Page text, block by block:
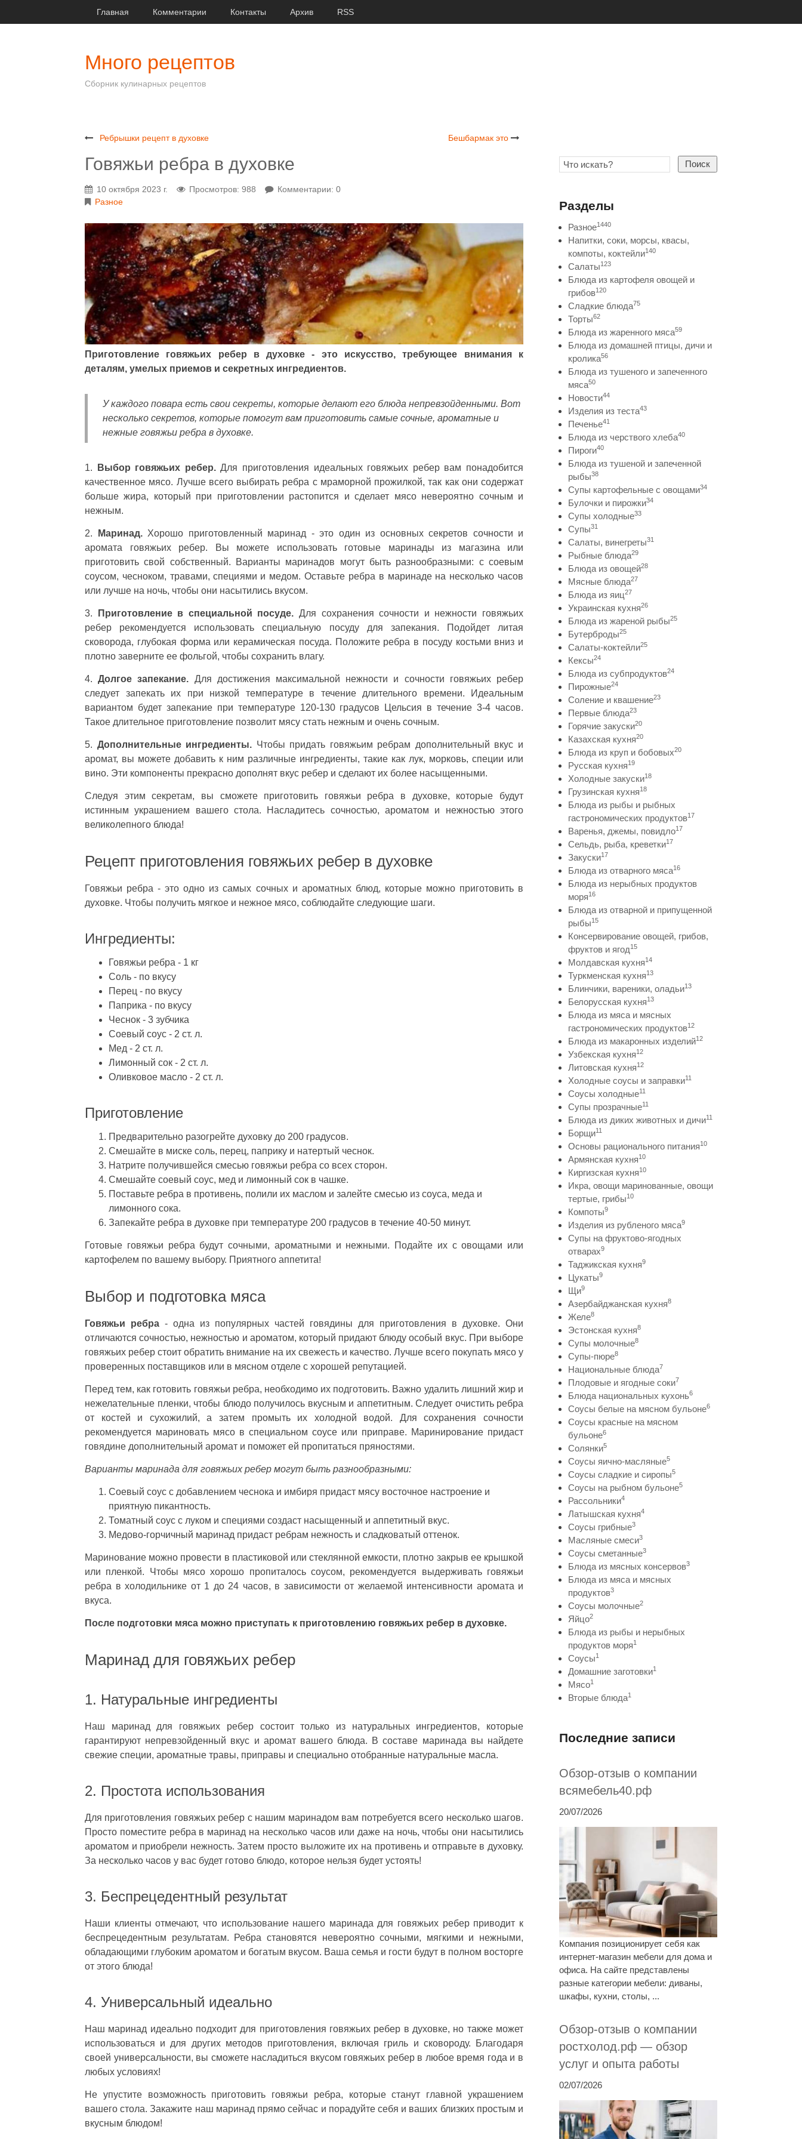
Главная Комментарии Контакты Архив RSS
Много рецептов
Сборник кулинарных рецептов
Ребрышки рецепт в духовке Бешбармак это
Говяжьи ребра в духовке
10 октября 2023 г. Просмотров: 988
Комментарии: 0
Разное
Приготовление говяжьих ребер в духовке - это искусство, требующее внимания к
деталям, умелых приемов и секретных ингредиентов.
У каждого повара есть свои секреты, которые делают его блюда непревзойденными. Вот
несколько секретов, которые помогут вам приготовить самые сочные, ароматные и
нежные говяжьи ребра в духовке.
1. Выбор говяжьих ребер.Для приготовления идеальных говяжьих ребер вам понадобится
качественное мясо. Лучше всего выбирать ребра с мраморной прожилкой, так как они содержат
больше жира, который при приготовлении растопится и сделает мясо невероятно сочным и
нежным.
2. Маринад.Хорошо приготовленный маринад - это один из основных секретов сочности и
аромата говяжьих ребер. Вы можете использовать готовые маринады из магазина или
приготовить свой собственный. Варианты маринадов могут быть разнообразными: с соевым
соусом, чесноком, травами, специями и медом. Оставьте ребра в маринаде на несколько часов
или лучше на ночь, чтобы они насытились вкусом.
3. Приготовление в специальной посуде. Для сохранения сочности и нежности говяжьих
ребер рекомендуется использовать специальную посуду для запекания. Подойдет литая
сковорода, глубокая форма или керамическая посуда. Положите ребра в посуду костьми вниз и
плотно заверните ее фольгой, чтобы сохранить влагу.
4.Долгое запекание. Для достижения максимальной нежности и сочности говяжьих ребер
следует запекать их при низкой температуре в течение длительного времени. Идеальным
вариантом будет запекание при температуре 120-130 градусов Цельсия в течение 3-4 часов.
Такое длительное приготовление позволит мясу стать нежным и очень сочным.
5. Дополнительные ингредиенты. Чтобы придать говяжьим ребрам дополнительный вкус и
аромат, вы можете добавить к ним различные ингредиенты, такие как лук, морковь, специи или
вино. Эти компоненты прекрасно дополнят вкус ребер и сделают их более насыщенными.
Следуя этим секретам, вы сможете приготовить говяжьи ребра в духовке, которые будут
истинным украшением вашего стола. Насладитесь сочностью, ароматом и нежностью этого
великолепного блюда!
Рецепт приготовления говяжьих ребер в духовке
Говяжьи ребра - это одно из самых сочных и ароматных блюд, которые можно приготовить в
духовке. Чтобы получить мягкое и нежное мясо, соблюдайте следующие шаги.
Ингредиенты:
Говяжьи ребра - 1 кг
Соль - по вкусу
Перец - по вкусу
Паприка - по вкусу
Чеснок - 3 зубчика
Соевый соус - 2 ст. л.
Мед - 2 ст. л.
Лимонный сок - 2 ст. л.
Оливковое масло - 2 ст. л.
Приготовление
Предварительно разогрейте духовку до 200 градусов.
Смешайте в миске соль, перец, паприку и натертый чеснок.
Натрите получившейся смесью говяжьи ребра со всех сторон.
Смешайте соевый соус, мед и лимонный сок в чашке.
Поставьте ребра в противень, полили их маслом и залейте смесью из соуса, меда и
лимонного сока.
Запекайте ребра в духовке при температуре 200 градусов в течение 40-50 минут.
Готовые говяжьи ребра будут сочными, ароматными и нежными. Подайте их с овощами или
картофелем по вашему выбору. Приятного аппетита!
Выбор и подготовка мяса
Говяжьи ребра - одна из популярных частей говядины для приготовления в духовке. Они
отличаются сочностью, нежностью и ароматом, который придают блюду особый вкус. При выборе
говяжьих ребер стоит обратить внимание на их свежесть и качество. Лучше всего покупать мясо у
проверенных поставщиков или в мясном отделе с хорошей репутацией.
Перед тем, как готовить говяжьи ребра, необходимо их подготовить. Важно удалить лишний жир и
нежелательные пленки, чтобы блюдо получилось вкусным и аппетитным. Следует очистить ребра
от костей и сухожилий, а затем промыть их холодной водой. Для сохранения сочности
рекомендуется мариновать мясо в специальном соусе или приправе. Маринирование придаст
говядине дополнительный аромат и поможет ей пропитаться пряностями.
Варианты маринада для говяжьих ребер могут быть разнообразными:
Соевый соус с добавлением чеснока и имбиря придаст мясу восточное настроение и
приятную пикантность.
Томатный соус с луком и специями создаст насыщенный и аппетитный вкус.
Медово-горчичный маринад придаст ребрам нежность и сладковатый оттенок.
Маринование можно провести в пластиковой или стеклянной емкости, плотно закрыв ее крышкой
или пленкой. Чтобы мясо хорошо пропиталось соусом, рекомендуется выдерживать говяжьи
ребра в холодильнике от 1 до 24 часов, в зависимости от желаемой интенсивности аромата и
вкуса.
После подготовки мяса можно приступать к приготовлению говяжьих ребер в духовке.
Маринад для говяжьих ребер
1. Натуральные ингредиенты
Наш маринад для говяжьих ребер состоит только из натуральных ингредиентов, которые
гарантируют непревзойденный вкус и аромат вашего блюда. В составе маринада вы найдете
свежие специи, ароматные травы, приправы и специально отобранные натуральные масла.
2. Простота использования
Для приготовления говяжьих ребер с нашим маринадом вам потребуется всего несколько шагов.
Просто поместите ребра в маринад на несколько часов или даже на ночь, чтобы они насытились
ароматом и приобрели нежность. Затем просто выложите их на противень и отправьте в духовку.
За несколько часов у вас будет готово блюдо, которое нельзя будет устоять!
3. Беспрецедентный результат
Наши клиенты отмечают, что использование нашего маринада для говяжьих ребер приводит к
беспрецедентным результатам. Ребра становятся невероятно сочными, мягкими и нежными,
обладающими глубоким ароматом и богатым вкусом. Ваша семья и гости будут в полном восторге
от этого блюда!
4. Универсальный идеально
Наш маринад идеально подходит для приготовления говяжьих ребер в духовке, но также может
использоваться и для других методов приготовления, включая гриль и сковороду. Благодаря
своей универсальности, вы сможете насладиться вкусом говяжьих ребер в любое время года и в
любых условиях!
Не упустите возможность приготовить говяжьи ребра, которые станут главной украшением
вашего стола. Закажите наш маринад прямо сейчас и порадуйте себя и ваших близких простым и
вкусным блюдом!
Поиск
Разделы
Разное1440
Напитки, соки, морсы, квасы,
компоты, коктейли140
Салаты123
Блюда из картофеля овощей и
грибов120
Сладкие блюда75
Торты62
Блюда из жаренного мяса59
Блюда из домашней птицы, дичи и
кролика56
Блюда из тушеного и запеченного
мяса50
Новости44
Изделия из теста43
Печенье41
Блюда из черствого хлеба40
Пироги40
Блюда из тушеной и запеченной
рыбы38
Супы картофельные с овощами34
Булочки и пирожки34
Супы холодные33
Супы31
Салаты, винегреты31
Рыбные блюда29
Блюда из овощей28
Мясные блюда27
Блюда из яиц27
Украинская кухня26
Блюда из жареной рыбы25
Бутерброды25
Салаты-коктейли25
Кексы24
Блюда из субпродуктов24
Пирожные24
Соление и квашение23
Первые блюда23
Горячие закуски20
Казахская кухня20
Блюда из круп и бобовых20
Русская кухня19
Холодные закуски18
Грузинская кухня18
Блюда из рыбы и рыбных
гастрономических продуктов17
Варенья, джемы, повидло17
Сельдь, рыба, креветки17
Закуски17
Блюда из отварного мяса16
Блюда из нерыбных продуктов
моря16
Блюда из отварной и припущенной
рыбы15
Консервирование овощей, грибов,
фруктов и ягод15
Молдавская кухня14
Туркменская кухня13
Блинчики, вареники, оладьи13
Белорусская кухня13
Блюда из мяса и мясных
гастрономических продуктов12
Блюда из макаронных изделий12
Узбекская кухня12
Литовская кухня12
Холодные соусы и заправки11
Соусы холодные11
Супы прозрачные11
Блюда из диких животных и дичи11
Борщи11
Основы рационального питания10
Армянская кухня10
Киргизская кухня10
Икра, овощи маринованные, овощи
тертые, грибы10
Компоты9
Изделия из рубленого мяса9
Супы на фруктово-ягодных
отварах9
Таджикская кухня9
Цукаты9
Щи9
Азербайджанская кухня8
Желе8
Эстонская кухня8
Супы молочные8
Супы-пюре8
Национальные блюда7
Плодовые и ягодные соки7
Блюда национальных кухонь6
Соусы белые на мясном бульоне6
Соусы красные на мясном
бульоне6
Солянки5
Соусы яично-масляные5
Соусы сладкие и сиропы5
Соусы на рыбном бульоне5
Рассольники4
Латышская кухня4
Соусы грибные3
Масляные смеси3
Соусы сметанные3
Блюда из мясных консервов3
Блюда из мяса и мясных
продуктов3
Соусы молочные2
Яйцо2
Блюда из рыбы и нерыбных
продуктов моря1
Соусы1
Домашние заготовки1
Мясо1
Вторые блюда1
Последние записи
Обзор-отзыв о компании
всямебель40.рф
20/07/2026
Компания позиционирует себя как
интернет-магазин мебели для дома и
офиса. На сайте представлены
разные категории мебели: диваны,
шкафы, кухни, столы, ...
Обзор-отзыв о компании
ростхолод.рф — обзор
услуг и опыта работы
02/07/2026